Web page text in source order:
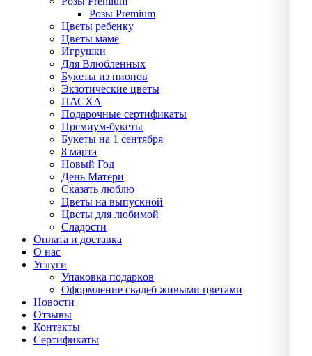
Розы Premium
Цветы ребенку
Цветы маме
Игрушки
Для Влюбленных
Букеты из пионов
Экзотические цветы
ПАСХА
Подарочные сертификаты
Премиум-букеты
Букеты на 1 сентября
8 марта
Новый Год
День Матери
Сказать люблю
Цветы на выпускной
Цветы для любимой
Сладости
Оплата и доставка
О нас
Услуги
Упаĸовĸа подарĸов
Оформление свадеб живыми цветами
Новости
Отзывы
Контакты
Сертификаты